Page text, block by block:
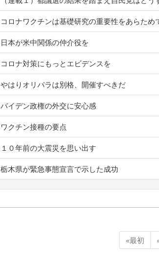
コロナワクチンは基礎研究の重要性をあらため
日本が米中関係の仲介役を
コロナ対策にもっとエビデンスを
やはりオリパラは別格、開催すべきだ
バイデン政権の外交に安心感
ワクチン接種の要点
１０年前の大震災を思い出す
栃木県が緊急事態宣言で示した成功
«最初